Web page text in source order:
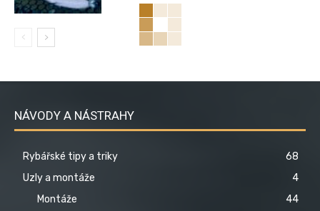
NÁVODY A NÁSTRAHY
Rybářské tipy a triky
68
Uzly a montáže
4
Montáže
44